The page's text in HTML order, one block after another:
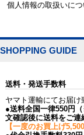
個人情報の取扱いにつ
SHOPPING GUIDE
送料・発送手数料
ヤマト運輸にてお届け
●送料全国一律550円
文確認後に送料をご連
【一度のお買上げ